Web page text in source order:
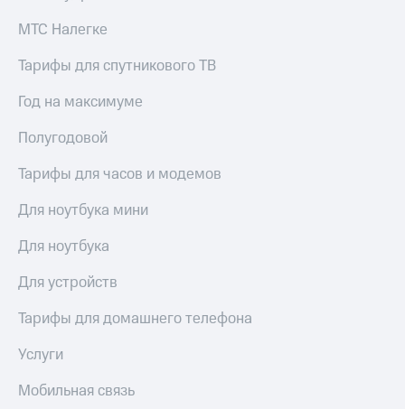
и подписки
Premium
Подписка
интернета,
музыка
другое
Семейная
группа
Скидка
общие
к геолокации
к геолокации
Сертификаты
под
в Мой МТС
Посмотрите,
полезного
в нашем
Музыка
МТС Налегке
Тарифы для спутникового ТВ
Год на максимуме
Полугодовой
Тарифы для часов и модемов
Для ноутбука мини
Для ноутбука
Для устройств
Тарифы для домашнего телефона
Услуги
Мобильная связь